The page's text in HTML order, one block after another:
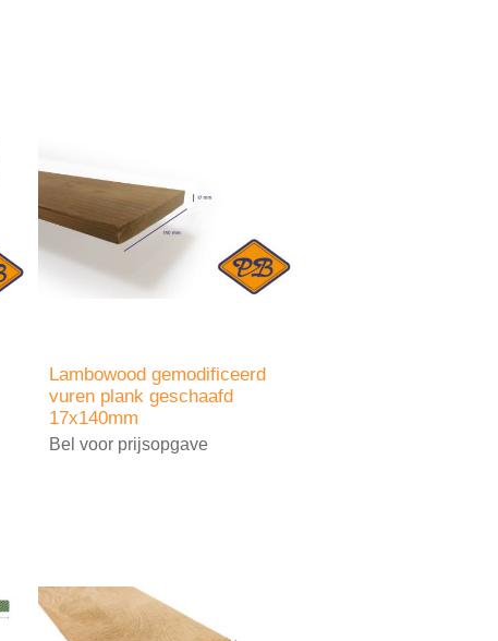
Lambowood gemodificeerd
vuren plank geschaafd
17x140mm
Bel voor prijsopgave